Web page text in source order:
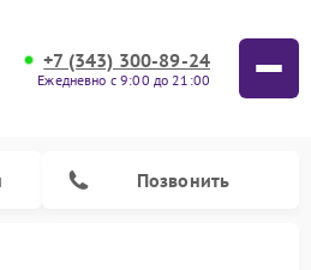
+7 (343) 300-89-24
Ежедневно с 9:00 до 21:00
Позвонить